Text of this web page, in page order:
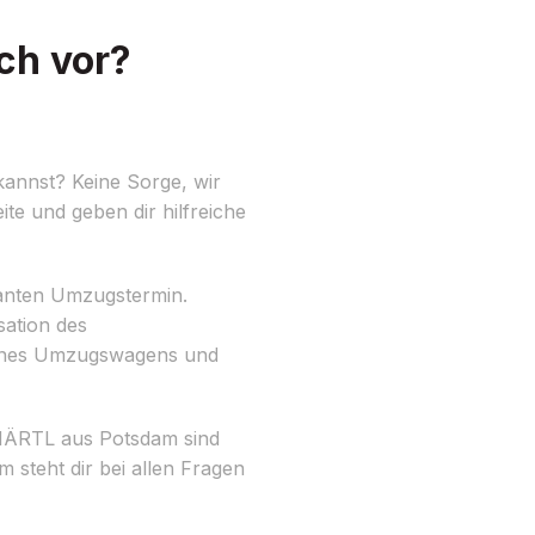
vor?
Keine Sorge, wir
und geben dir hilfreiche
Umzugstermin.
des
Umzugswagens und
aus Potsdam sind
steht dir bei allen Fragen